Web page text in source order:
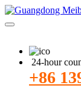
24-hour
+86